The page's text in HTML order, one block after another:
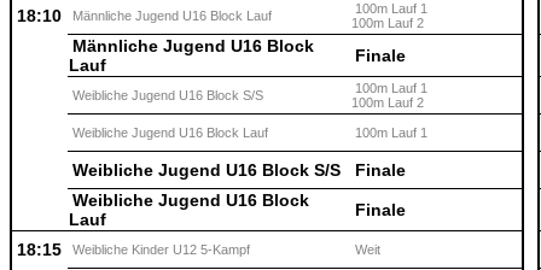
18:10
Männliche Jugend U16 Block Lauf
100m Lauf 1
100m Lauf 2
Männliche Jugend U16 Block
Lauf
Finale
Weibliche Jugend U16 Block S/S
100m Lauf 1
100m Lauf 2
Weibliche Jugend U16 Block Lauf 100m Lauf 1
Weibliche Jugend U16 Block S/S
Finale
Weibliche Jugend U16 Block
Lauf
Finale
18:15 Weibliche Kinder U12 5-Kampf Weit